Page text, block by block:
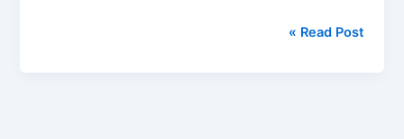
فيديو
Read Post »